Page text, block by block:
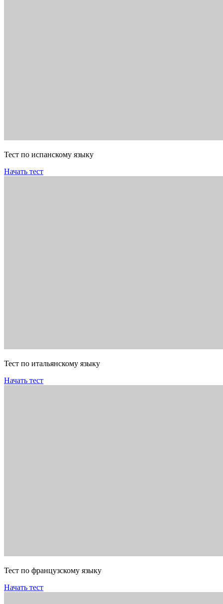
Тест по испанскому языку
Начать тест
Тест по итальянскому языку
Начать тест
Тест по французскому языку
Начать тест